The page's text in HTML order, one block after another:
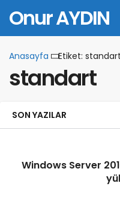
Onur AYDIN
Anasayfa Etiket: standart
standart
SON YAZILAR
Windows Server